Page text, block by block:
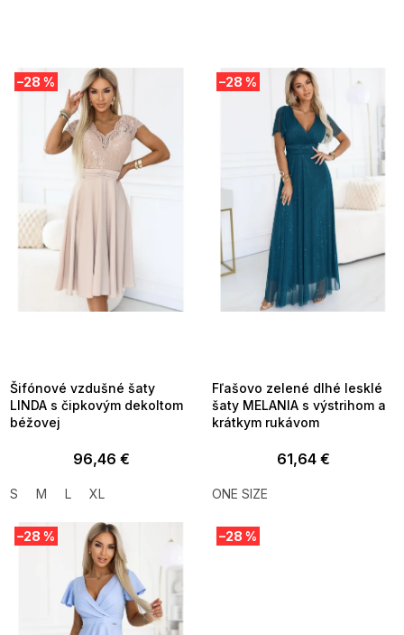
V
ý
d
u
–28 %
Šifónové vzdušné šaty
LINDA s čipkovým dekoltom
béžovej
96,46 €
S M L XL
–28 %
Fľašovo zelené dlhé lesklé
šaty MELANIA s výstrihom a
krátkym rukávom
61,64 €
ONE SIZE
–28 % –28 %